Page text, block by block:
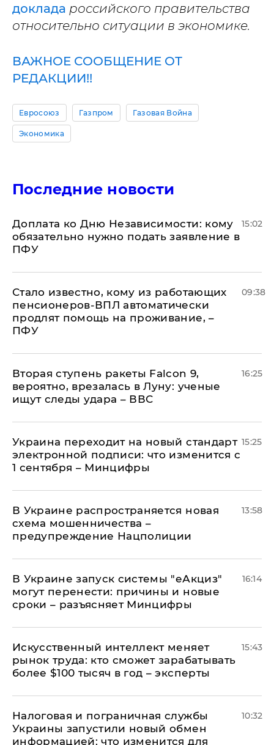
доклада российского правительства
относительно ситуации в экономике.
ВАЖНОЕ СООБЩЕНИЕ ОТ
РЕДАКЦИИ!!
Евросоюз Газпром Газовая Война
Экономика
Последние новости
Доплата ко Дню Независимости: кому
обязательно нужно подать заявление в
ПФУ
15:02
Стало известно, кому из работающих
пенсионеров-ВПЛ автоматически
продлят помощь на проживание, –
ПФУ
09:38
Вторая ступень ракеты Falcon 9,
вероятно, врезалась в Луну: ученые
ищут следы удара – ВВС
16:25
Украина переходит на новый стандарт
электронной подписи: что изменится с
1 сентября – Минцифры
15:25
В Украине распространяется новая
схема мошенничества –
предупреждение Нацполиции
13:58
В Украине запуск системы "еАкциз"
могут перенести: причины и новые
сроки – разъясняет Минцифры
16:14
Искусственный интеллект меняет
рынок труда: кто сможет зарабатывать
более $100 тысяч в год – эксперты
15:43
Налоговая и пограничная службы
Украины запустили новый обмен
информацией: что изменится для
10:32